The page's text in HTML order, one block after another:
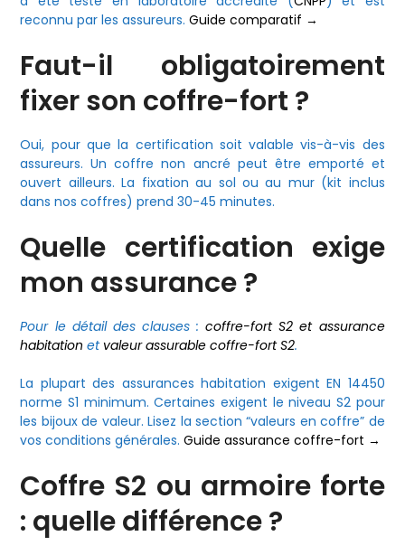
reconnu par les assureurs.Guide comparatif →
Faut-il obligatoirement
fixer son coffre-fort ?
Oui, pour que la certification soit valable vis-à-vis des
assureurs. Un coffre non ancré peut être emporté et
ouvert ailleurs. La fixation au sol ou au mur (kit inclus
dans nos coffres) prend 30-45 minutes.
Quelle certification exige
mon assurance ?
Pour le détail des clauses :coffre-fort S2 et assurance
habitation et valeur assurable coffre-fort S2.
La plupart des assurances habitation exigent EN 14450
norme S1 minimum. Certaines exigent le niveau S2 pour
les bijoux de valeur. Lisez la section “valeurs en coffre” de
vos conditions générales.Guide assurance coffre-fort →
Coffre S2 ou armoire forte
: quelle différence ?